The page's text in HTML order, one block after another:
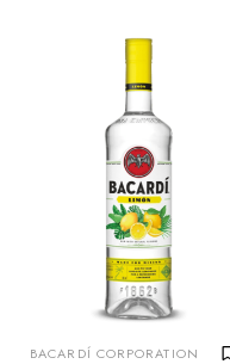
BACARDÍ CORPORATION